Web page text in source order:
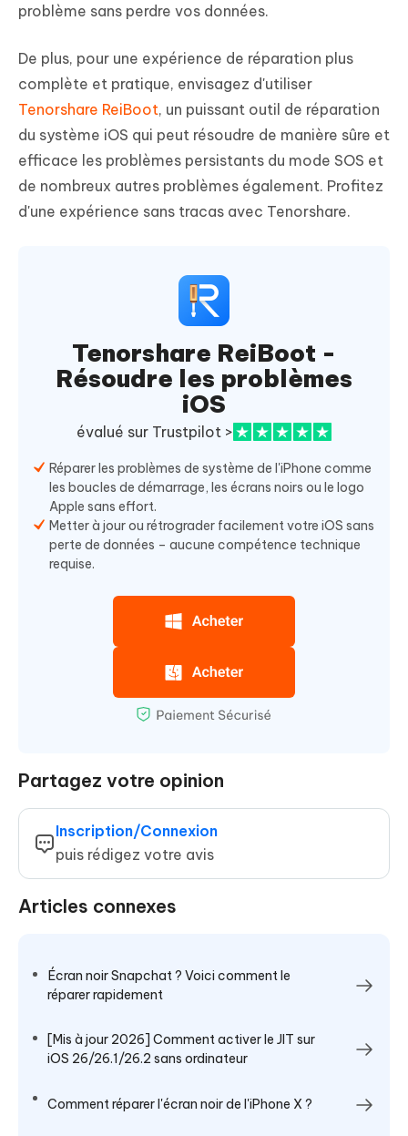
problème sans perdre vos données.
De plus, pour une expérience de réparation plus
complète et pratique, envisagez d'utiliser
Tenorshare ReiBoot, un puissant outil de réparation
du système iOS qui peut résoudre de manière sûre et
efficace les problèmes persistants du mode SOS et
de nombreux autres problèmes également. Profitez
d'une expérience sans tracas avec Tenorshare.
Tenorshare ReiBoot -
Résoudre les problèmes
iOS
évalué sur Trustpilot >
Réparer les problèmes de système de l'iPhone comme
les boucles de démarrage, les écrans noirs ou le logo
Apple sans effort.
Metter à jour ou rétrograder facilement votre iOS sans
perte de données – aucune compétence technique
requise.
Partagez votre opinion
Inscription/Connexion
puis rédigez votre avis
Articles connexes
Écran noir Snapchat ? Voici comment le
réparer rapidement
[Mis à jour 2026] Comment activer le JIT sur
iOS 26/26.1/26.2 sans ordinateur
Comment réparer l'écran noir de l'iPhone X ?